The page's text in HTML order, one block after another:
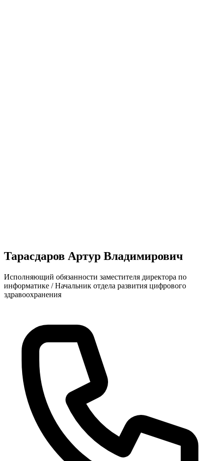
Тарасдаров Артур Владимирович
Исполняющий обязанности заместителя директора по
информатике / Начальник отдела развития цифрового
здравоохранения